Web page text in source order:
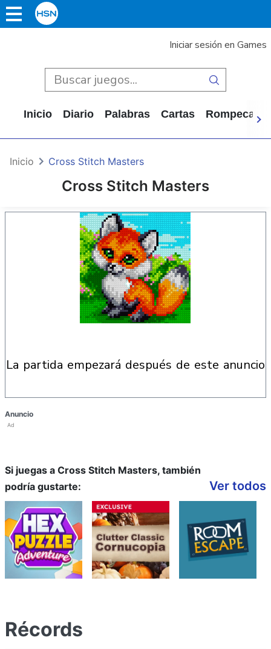
Iniciar sesión en Games
Inicio Diario Palabras Cartas
Cross Stitch Masters
Inicio Cross Stitch Masters
la partida empezará después de este anuncio
Anuncio
Ad
Si juegas a Cross Stitch Masters, también
podría gustarte:
Ver todos
Récords